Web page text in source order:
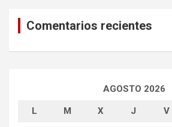
Comentarios recientes
AGOSTO 2026
L M X J V